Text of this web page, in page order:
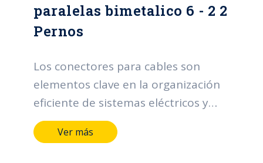
paralelas bimetalico 6 - 2 2
Pernos
Los conectores para cables son
elementos clave en la organización
eficiente de sistemas eléctricos y
electrónicos. Sus funciones incluyen
facilitar la distribución ordenada de
Ver más